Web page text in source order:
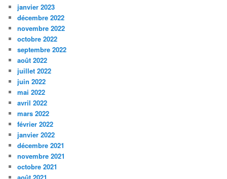
janvier 2023
décembre 2022
novembre 2022
octobre 2022
septembre 2022
août 2022
juillet 2022
juin 2022
mai 2022
avril 2022
mars 2022
février 2022
janvier 2022
décembre 2021
novembre 2021
octobre 2021